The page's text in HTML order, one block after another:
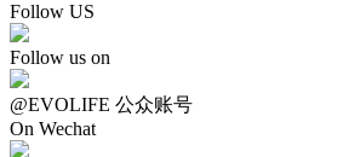
Follow US
Follow us on
@EVOLIFE 公众账号
On Wechat